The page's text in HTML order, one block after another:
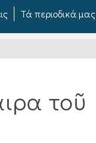
Τά περιοδικά μας
τοῦ